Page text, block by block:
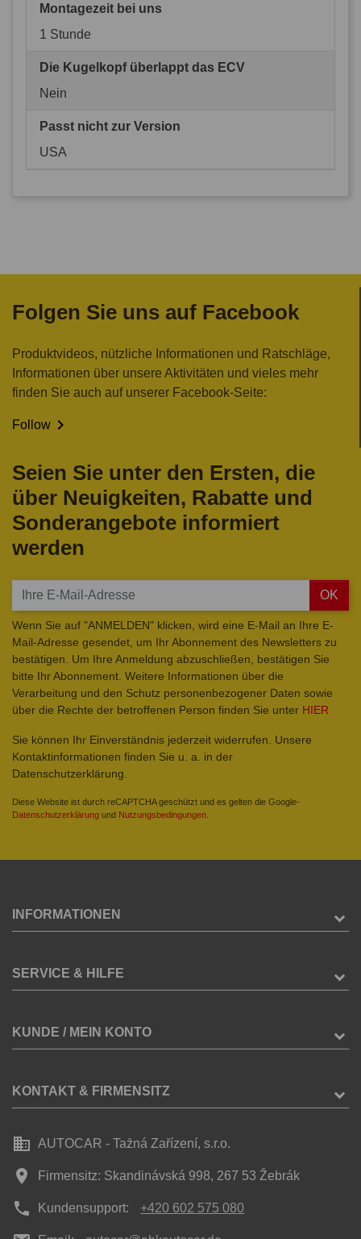
Montagezeit bei uns
1 Stunde
Die Kugelkopf überlappt das ECV
Nein
Passt nicht zur Version
USA
Folgen Sie uns auf Facebook
Produktvideos, nützliche Informationen und Ratschläge,
Informationen über unsere Aktivitäten und vieles mehr
finden Sie auch auf unserer Facebook-Seite:
Follow 
Seien Sie unter den Ersten, die
über Neuigkeiten, Rabatte und
Sonderangebote informiert
werden
OK
Wenn Sie auf "ANMELDEN" klicken, wird eine E-Mail an Ihre E-
Mail-Adresse gesendet, um Ihr Abonnement des Newsletters zu
bestätigen. Um Ihre Anmeldung abzuschließen, bestätigen Sie
bitte Ihr Abonnement. Weitere Informationen über die
Verarbeitung und den Schutz personenbezogener Daten sowie
über die Rechte der betroffenen Person finden Sie unter HIER
Sie können Ihr Einverständnis jederzeit widerrufen. Unsere
Kontaktinformationen finden Sie u. a. in der
Datenschutzerklärung.
Diese Website ist durch reCAPTCHA geschützt und es gelten die Google-
Datenschutzerklärung und Nutzungsbedingungen
INFORMATIONEN
SERVICE & HILFE
KUNDE / MEIN KONTO
KONTAKT & FIRMENSITZ
business AUTOCAR - Tažná Zařízení, s.r.o.
place Firmensitz: Skandinávská 998, 267 53 Žebrák
phone Kundensupport: +420 602 575 080